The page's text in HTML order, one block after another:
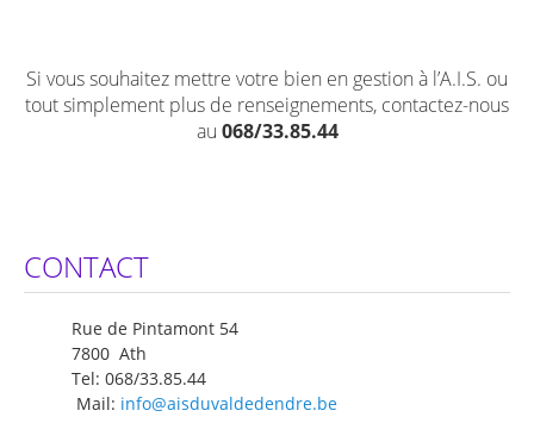
Si vous souhaitez mettre votre bien en gestion à l’A.I.S. ou
tout simplement plus de renseignements, contactez-nous
au 068/33.85.44
CONTACT
Rue de Pintamont 54
7800 Ath
Tel: 068/33.85.44
Mail: info@aisduvaldedendre.be